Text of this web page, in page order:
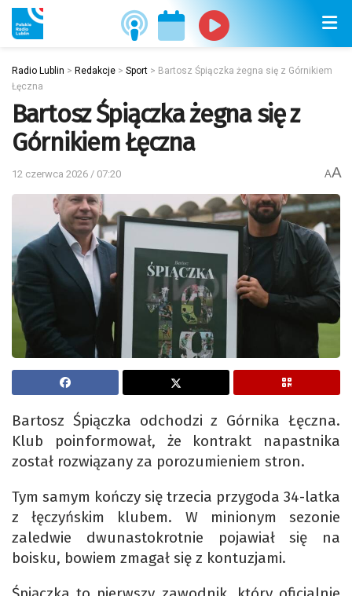
Radio Lublin > Redakcje > Sport > Bartosz Śpiączka żegna się z Górnikiem
Łęczna
Bartosz Śpiączka żegna się z
Górnikiem Łęczna
12 czerwca 2026 / 07:20 AA
Bartosz Śpiączka odchodzi z Górnika Łęczna.
Klub poinformował, że kontrakt napastnika
został rozwiązany za porozumieniem stron.
Tym samym kończy się trzecia przygoda 34-latka
z łęczyńskim klubem. W minionym sezonie
zaledwie dwunastokrotnie pojawiał się na
boisku, bowiem zmagał się z kontuzjami.